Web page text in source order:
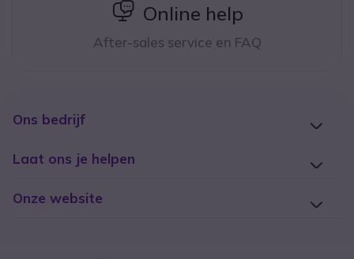
icon
Online help
After-sales service en FAQ
Ons bedrijf
Laat ons je helpen
Onze website